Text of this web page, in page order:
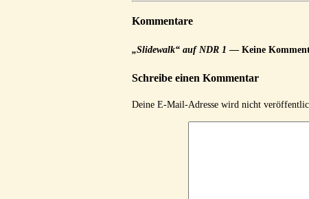
Kommentare
„Slidewalk“ auf NDR 1 — Keine
Schreibe einen Kommentar
Deine E-Mail-Adresse wird nicht